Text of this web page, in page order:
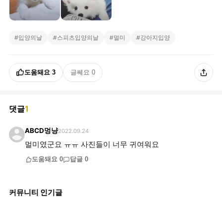
#입양의날 #스피츠입양의날 #멀미 #강아지입양
도움돼요 3 글쎄요 0
댓글1
ABCD멍냥2022.09.24
멀미였군요 ㅠㅠ 사진들이 너무 귀여워요
도움돼요 0 답글 0
커뮤니티 인기글